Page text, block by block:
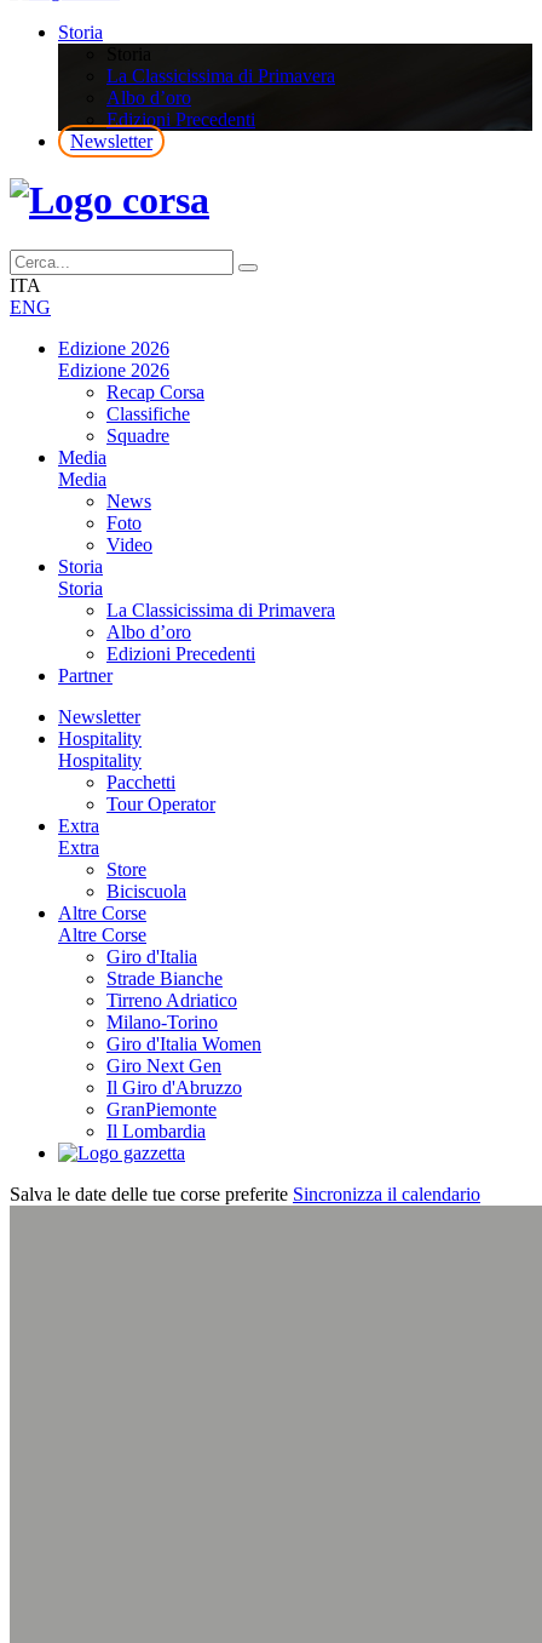
Storia
La Classicissima di Primavera
Albo d’oro
Edizioni Precedenti
Newsletter
ITA
ENG
Edizione 2026
Edizione 2026
Recap Corsa
Classifiche
Squadre
Media
Media
News
Foto
Video
Storia
Storia
La Classicissima di Primavera
Albo d’oro
Edizioni Precedenti
Partner
Newsletter
Hospitality
Hospitality
Pacchetti
Tour Operator
Extra
Extra
Store
Biciscuola
Altre Corse
Altre Corse
Giro d'Italia
Strade Bianche
Tirreno Adriatico
Milano-Torino
Giro d'Italia Women
Giro Next Gen
Il Giro d'Abruzzo
GranPiemonte
Il Lombardia
Salva le date delle tue corse preferite Sincronizza il calendario